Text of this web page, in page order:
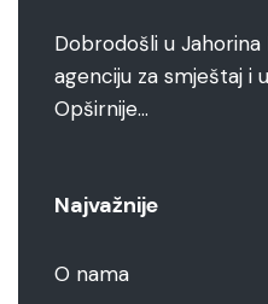
Dobrodošli u
agenciju za smještaj i
Opširnije…
Najvažnije
O nama